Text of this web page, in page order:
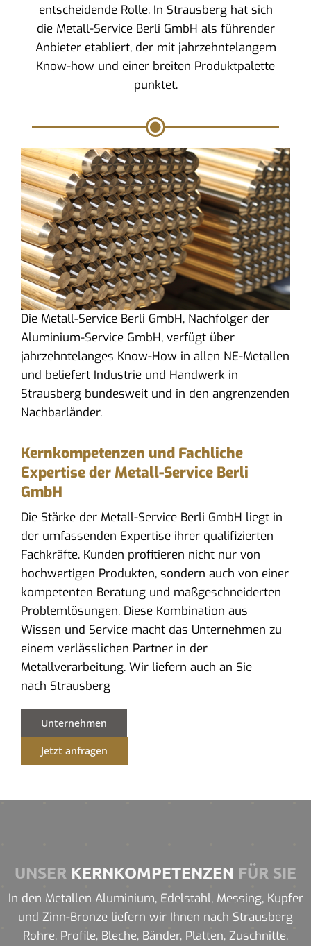
entscheidende Rolle. In Strausberg hat sich
die Metall-Service Berli GmbH als führender
Anbieter etabliert, der mit jahrzehntelangem
Know-how und einer breiten Produktpalette
punktet.
Die Metall-Service Berli GmbH, Nachfolger der
Aluminium-Service GmbH, verfügt über
jahrzehntelanges Know-How in allen NE-Metallen
und beliefert Industrie und Handwerk in
Strausberg bundesweit und in den angrenzenden
Nachbarländer.
Kernkompetenzen und Fachliche
Expertise der Metall-Service Berli
GmbH
Die Stärke der Metall-Service Berli GmbH liegt in
der umfassenden Expertise ihrer qualifizierten
Fachkräfte. Kunden profitieren nicht nur von
hochwertigen Produkten, sondern auch von einer
kompetenten Beratung und maßgeschneiderten
Problemlösungen. Diese Kombination aus
Wissen und Service macht das Unternehmen zu
einem verlässlichen Partner in der
Metallverarbeitung. Wir liefern auch an Sie
nach Strausberg
Unternehmen
Jetzt anfragen
UNSER KERNKOMPETENZEN FÜR SIE
In den Metallen Aluminium, Edelstahl, Messing, Kupfer
und Zinn-Bronze liefern wir Ihnen nach Strausberg
Rohre, Profile, Bleche, Bänder, Platten, Zuschnitte,